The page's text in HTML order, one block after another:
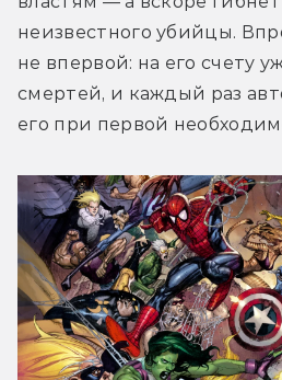
неизвестного убийцы.
не впервой: на его счету
смертей, и каждый раз
его при первой